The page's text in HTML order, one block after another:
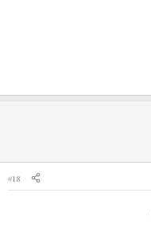
#18